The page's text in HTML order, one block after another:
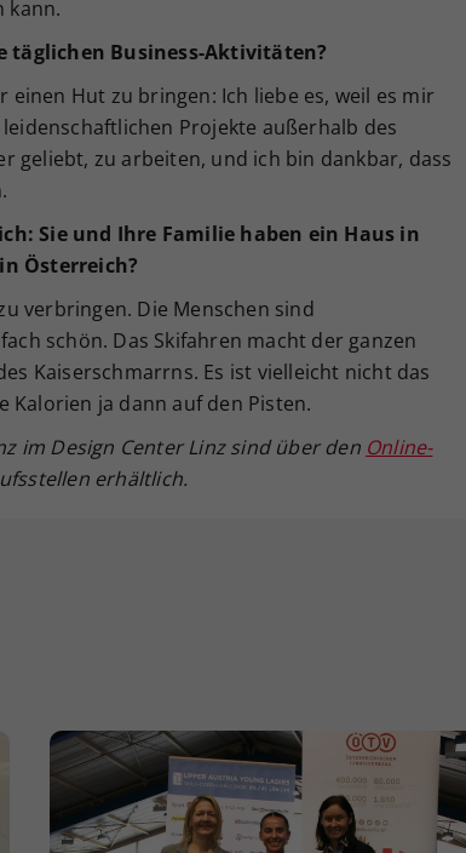
kann.
täglichen Business-Aktivitäten?
einen Hut zu bringen: Ich liebe es, weil es mir
Projekte außerhalb des
geliebt, zu arbeiten, und ich bin dankbar, dass
Sie und Ihre Familie haben ein Haus in
Österreich?
verbringen. Die Menschen sind
schön. Das Skifahren macht der ganzen
Kaiserschmarrns. Es ist vielleicht nicht das
Kalorien ja dann auf den Pisten.
im Design Center Linz sind über den Online-
erhältlich.